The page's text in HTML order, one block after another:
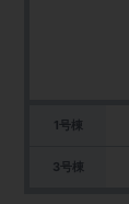
1号棟
3号棟